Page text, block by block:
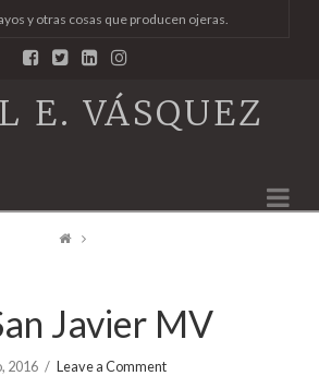
y otras cosas que producen ojeras.
E. VÁSQUEZ
Javier MV
2016 Leave a Comment